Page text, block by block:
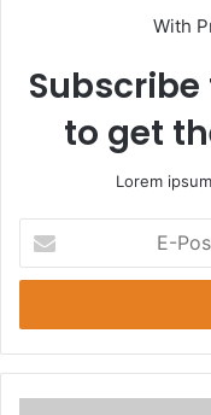
With
to get
Lorem
Posta
adresinizi